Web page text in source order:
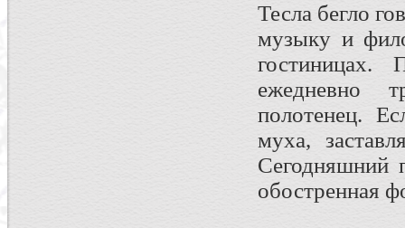
Тесла бегло
музыку и
гостиницах.
ежедневно
полотенец.
муха,
Сегодняшний
обостренная